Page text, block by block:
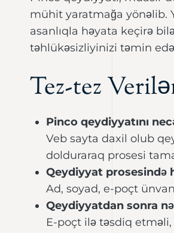
mühit yaratmağa yönəlib.
asanlıqla həyata keçirə
təhlükəsizliyinizi təmin
Tez-tez
Pinco qeydiyyatını
Veb sayta daxil olub
dolduraraq prosesi
Qeydiyyat prosesində
Ad, soyad, e-poçt
Qeydiyyatdan sonra
E-poçt ilə təsdiq